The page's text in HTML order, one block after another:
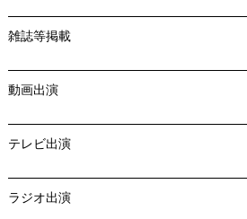
雑誌等掲載
動画出演
テレビ出演
ラジオ出演